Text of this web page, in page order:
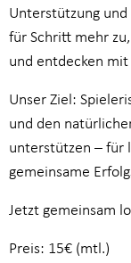
Unterstützung
für Schritt mehr
und entdecken mit
Unser Ziel:
und den
unterstützen – für
gemeinsame
Jetzt gemeinsam
Preis: 15€ (mtl.)